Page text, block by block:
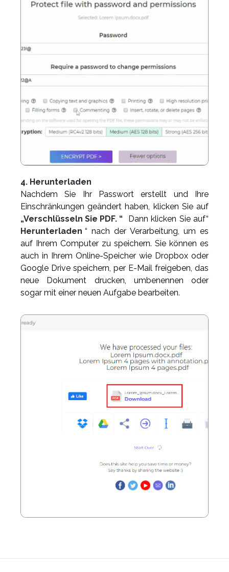
4. Herunterladen
Nachdem Sie Ihr Passwort erstellt und Ihre
Einschränkungen geändert haben, klicken Sie auf
„Verschlüsseln Sie PDF. “
Dann klicken Sie auf“
Herunterladen “ nach der Verarbeitung, um es
auf Ihrem Computer zu speichern. Sie können es
auch in Ihrem Online-Speicher wie Dropbox oder
Google Drive speichern, per E-Mail freigeben, das
neue Dokument drucken, umbenennen oder
sogar mit einer neuen Aufgabe bearbeiten.